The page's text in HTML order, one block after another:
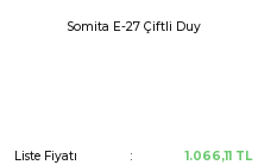
Somita E-27 Çiftli Duy
Liste Fiyatı 1.066,11 TL